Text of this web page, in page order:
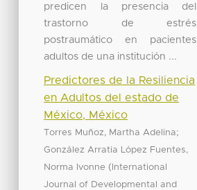
predicen la presencia del
trastorno de estrés
postraumático en pacientes
adultos de una institución ...
Predictores de la Resiliencia
en Adultos del estado de
México, México
Torres Muñoz, Martha Adelina;
González Arratia López Fuentes,
Norma Ivonne ( International
Journal of Developmental and